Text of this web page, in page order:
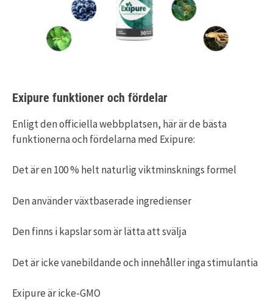
Exipure funktioner och fördelar
Enligt den officiella webbplatsen, här är de bästa
funktionerna och fördelarna med Exipure:
Det är en 100 % helt naturlig viktminsknings formel
Den använder växtbaserade ingredienser
Den finns i kapslar som är lätta att svälja
Det är icke vanebildande och innehåller inga stimulantia
Exipure är icke-GMO